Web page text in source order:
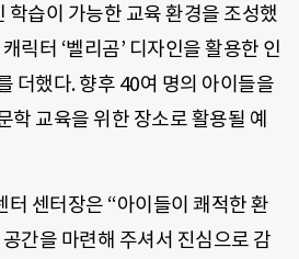
학습이 가능한 교육 환경을 조성했
릭터 ‘벨리곰’ 디자인을 활용한 인
더했다. 향후 40여 명의 아이들을
학 교육을 위한 장소로 활용될 예
센터장은 “아이들이 쾌적한 환
간을 마련해 주셔서 진심으로 감